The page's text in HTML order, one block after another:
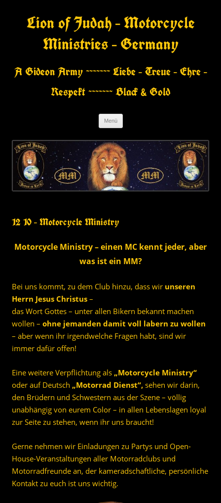
springenLion of Judah – Motorcycle
Ministries – Germany
A Gideon Army ~~~~~~~ Liebe – Treue – Ehre –
Respekt ~~~~~~~ Black & Gold
Menü
12 10 – Motorcycle Ministry
Motorcycle Ministry – einen MC kennt jeder, aber
was ist ein MM?
Bei uns kommt, zu dem Club hinzu, dass wir unseren
Herrn Jesus Christus –
das Wort Gottes – unter allen Bikern bekannt machen
wollen – ohne jemanden damit voll labern zu wollen
– aber wenn ihr irgendwelche Fragen habt, sind wir
immer dafür offen!
Eine weitere Verpflichtung als „Motorcycle Ministry“
oder auf Deutsch „Motorrad Dienst“, sehen wir darin,
den Brüdern und Schwestern aus der Szene – völlig
unabhängig von eurem Color – in allen Lebenslagen loyal
zur Seite zu stehen, wenn ihr uns braucht!
Gerne nehmen wir Einladungen zu Partys und Open-
House-Veranstaltungen aller Motorradclubs und
Motorradfreunde an, der kameradschaftliche, persönliche
Kontakt zu euch ist uns wichtig.